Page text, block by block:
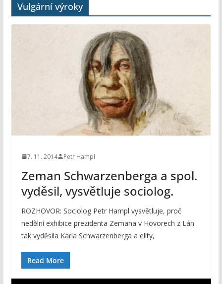
Vulgární výroky
7. 11. 2014 Petr Hampl
Zeman Schwarzenberga a spol.
vyděsil, vysvětluje sociolog.
ROZHOVOR: Sociolog Petr Hampl vysvětluje, proč
nedělní exhibice prezidenta Zemana v Hovorech z Lán
tak vyděsila Karla Schwarzenberga a elity,
Read More